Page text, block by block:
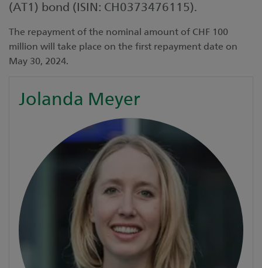
(AT1) bond (ISIN: CH0373476115).
The repayment of the nominal amount of CHF 100
million will take place on the first repayment date on
May 30, 2024.
Jolanda Meyer